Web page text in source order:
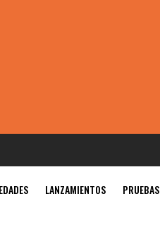
LANZAMIENTOS PRUEBAS